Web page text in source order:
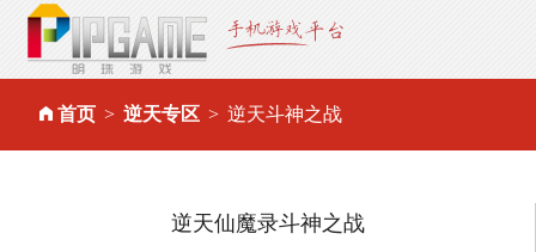
首页 逆天专区 逆天斗神之战
逆天仙魔录斗神之战